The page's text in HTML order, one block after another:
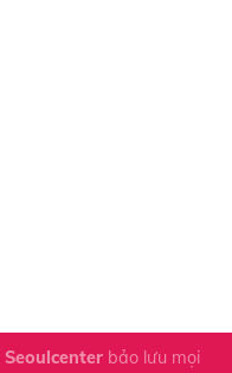
Seoulcenter bảo lưu mọi